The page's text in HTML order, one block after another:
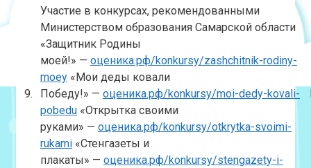
9.
Участие в конкурсах, рекомендованными
Министерством образования Самарской области
«Защитник Родины
моей!» — оценика.рф/konkursy/zashchitnik-rodiny-
moey «Мои деды ковали
Победу!» — оценика.рф/konkursy/moi-dedy-kovali-
pobedu «Открытка своими
руками» — оценика.рф/konkursy/otkrytka-svoimi-
rukami «Стенгазеты и
плакаты» — оценика.рф/konkursy/stengazety-i-